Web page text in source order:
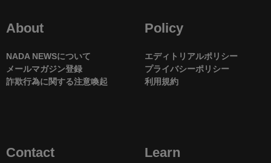
About
NADA NEWSについて
メールマガジン登録
詐欺行為に関する注意喚起
Policy
エディトリアルポリシー
プライバシーポリシー
利用規約
Contact Learn